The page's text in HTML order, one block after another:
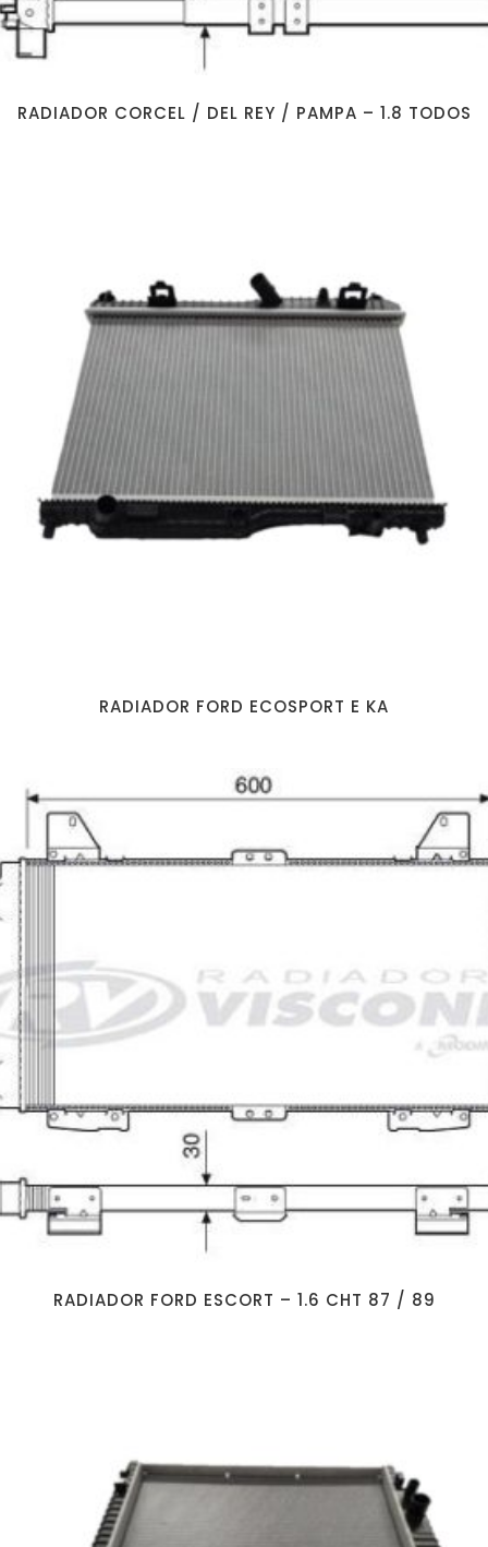
RADIADOR CORCEL / DEL REY / PAMPA – 1.8 TODOS
RADIADOR FORD ECOSPORT E KA
RADIADOR FORD ESCORT – 1.6 CHT 87 / 89